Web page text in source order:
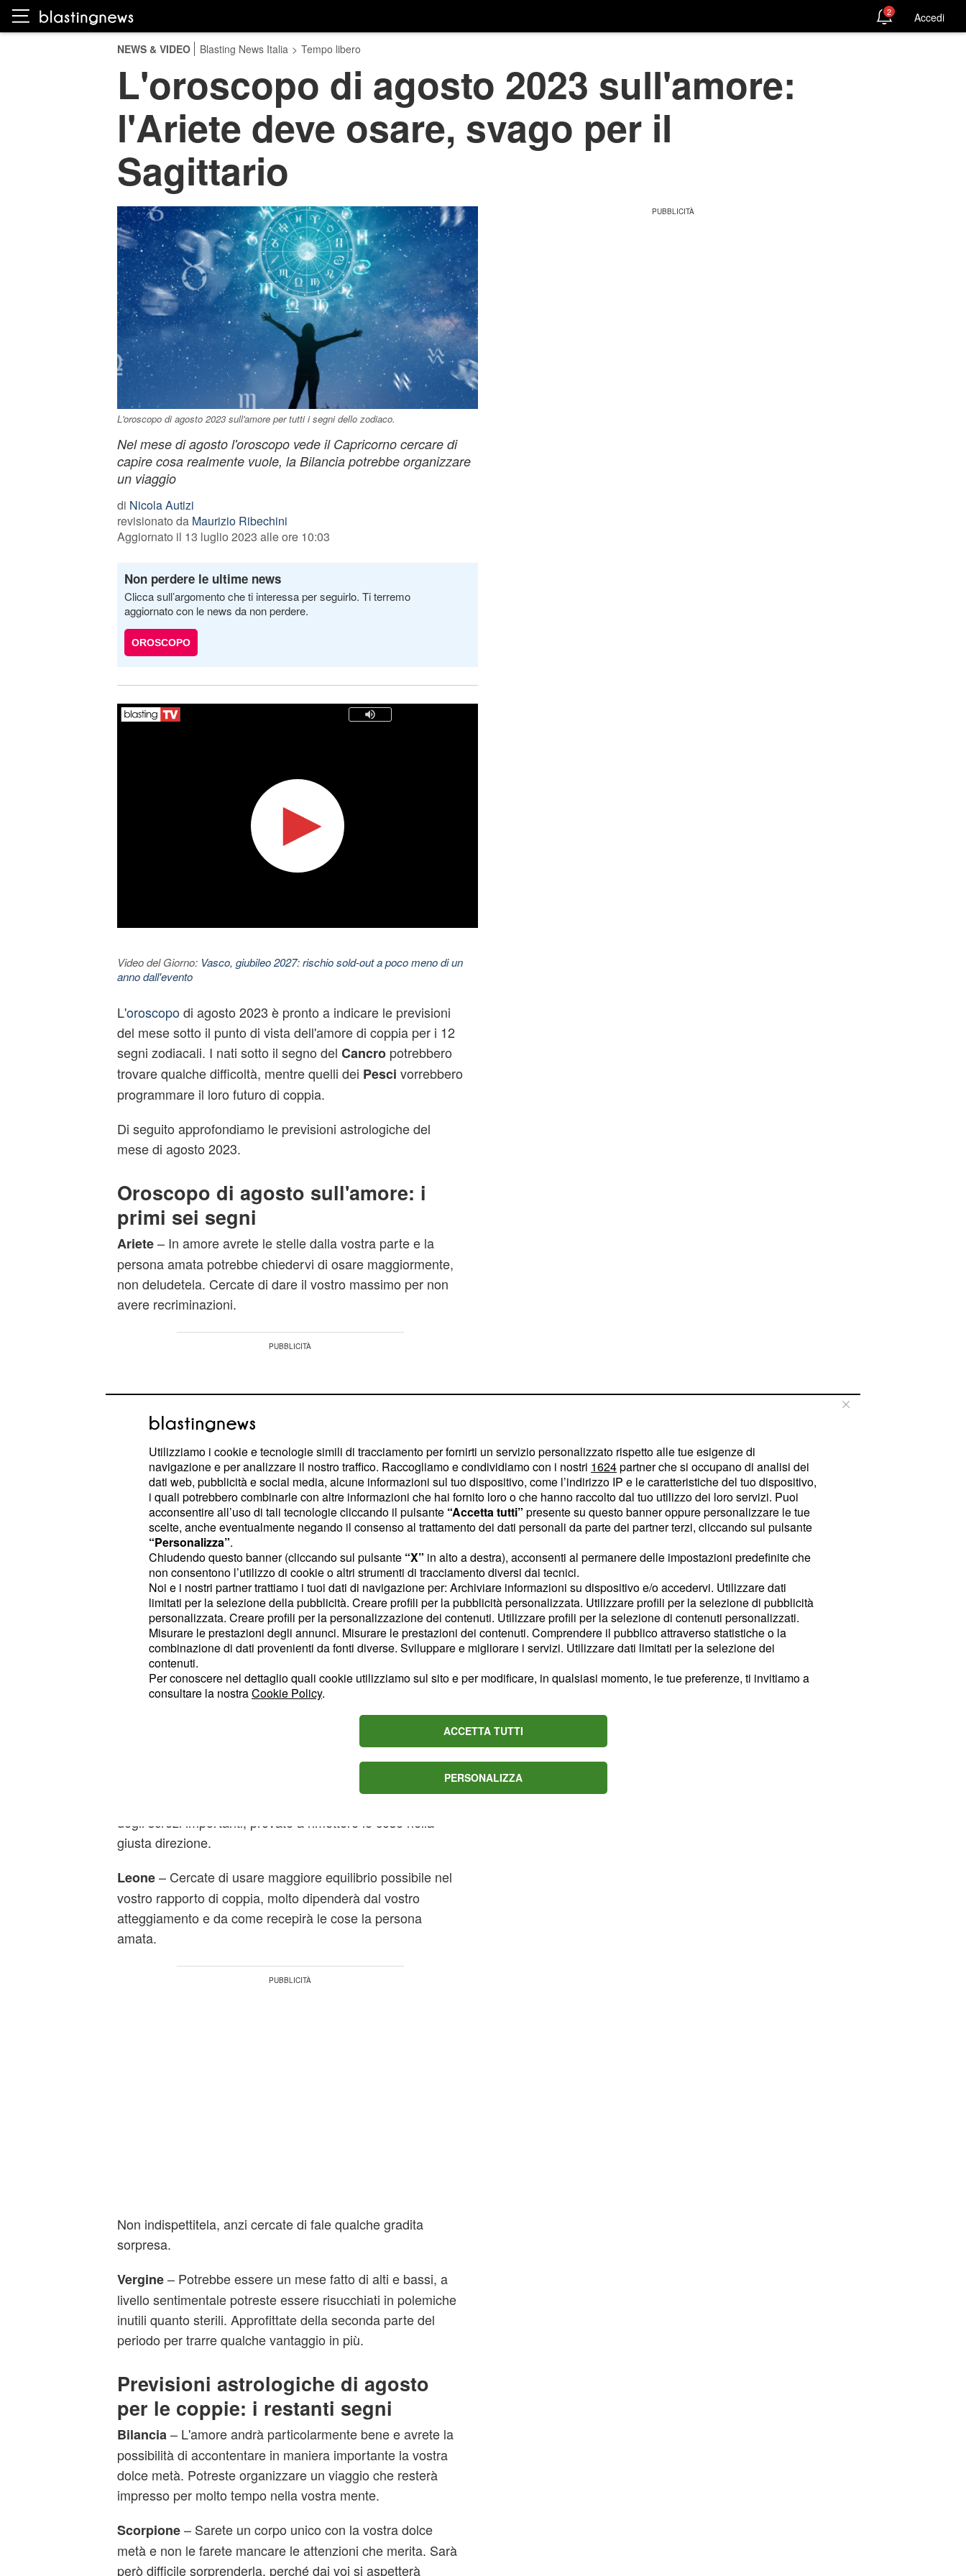
2 Accedi
NEWS & VIDEO Blasting News Italia > Tempo libero
L'oroscopo di agosto 2023 sull'amore:
l'Ariete deve osare, svago per il
Sagittario
L'oroscopo di agosto 2023 sull'amore per tutti i segni dello zodiaco.
Nel mese di agosto l'oroscopo vede il Capricorno cercare di
capire cosa realmente vuole, la Bilancia potrebbe organizzare
un viaggio
di Nicola Autizi
revisionato da Maurizio Ribechini
Aggiornato il 13 luglio 2023 alle ore 10:03
Non perdere le ultime news
Clicca sull’argomento che ti interessa per seguirlo. Ti terremo
aggiornato con le news da non perdere.
OROSCOPO
Video del Giorno: Vasco, giubileo 2027: rischio sold-out a poco meno di un
anno dall'evento
L'oroscopodi agosto 2023 è pronto a indicare le previsioni
del mese sotto il punto di vista dell'amore di coppia per i 12
segni zodiacali. I nati sotto il segno del Cancropotrebbero
trovare qualche difficoltà, mentre quelli dei Pesci vorrebbero
programmare il loro futuro di coppia.
Di seguito approfondiamo le previsioni astrologiche del
mese di agosto 2023.
Oroscopo di agosto sull'amore: i
primi sei segni
Ariete– In amore avrete le stelle dalla vostra parte e la
persona amata potrebbe chiedervi di osare maggiormente,
non deludetela. Cercate di dare il vostro massimo per non
avere recriminazioni.
– Il mese potrebbe essere abbastanza positivo per
quel che riguarda la vita di coppia, non sfidare però troppo il
fato e programmate alcune situazioni in maniera accurata.
Gemelli– Sarete particolarmente fascinosi e il periodo
metterà alla prova la vostra dolce metà che si sentirà un po'
trascurata. Datele delle certezze e rassicuratela, potreste
– Potrebbero esserci un po' di difficoltà in ambito
degli screzi importanti, provate a rimettere le cose nella
giusta direzione.
Leone– Cercate di usare maggiore equilibrio possibile nel
vostro rapporto di coppia, molto dipenderà dal vostro
atteggiamento e da come recepirà le cose la persona
amata.
Non indispettitela, anzi cercate di fale qualche gradita
sorpresa.
Vergine– Potrebbe essere un mese fatto di alti e bassi, a
livello sentimentale potreste essere risucchiati in polemiche
inutili quanto sterili. Approfittate della seconda parte del
periodo per trarre qualche vantaggio in più.
Previsioni astrologiche di agosto
per le coppie: i restanti segni
Bilancia– L'amore andrà particolarmente bene e avrete la
possibilità di accontentare in maniera importante la vostra
dolce metà. Potreste organizzare un viaggio che resterà
impresso per molto tempo nella vostra mente.
Scorpione– Sarete un corpo unico con la vostra dolce
metà e non le farete mancare le attenzioni che merita. Sarà
però difficile sorprenderla, perché dai voi si aspetterà
Utilizziamo i cookie e tecnologie simili di tracciamento per fornirti un servizio personalizzato rispetto alle tue esigenze di
navigazione e per analizzare il nostro traffico. Raccogliamo e condividiamo con i nostri 1624partner che si occupano di analisi dei
dati web, pubblicità e social media, alcune informazioni sul tuo dispositivo, come l’indirizzo IP e le caratteristiche del tuo dispositivo,
i quali potrebbero combinarle con altre informazioni che hai fornito loro o che hanno raccolto dal tuo utilizzo dei loro servizi. Puoi
acconsentire all’uso di tali tecnologie cliccando il pulsante “Accetta tutti” presente su questo banner oppure personalizzare le tue
scelte, anche eventualmente negando il consenso al trattamento dei dati personali da parte dei partner terzi, cliccando sul pulsante
“Personalizza”.
Chiudendo questo banner (cliccando sul pulsante “X” in alto a destra), acconsenti al permanere delle impostazioni predefinite che
non consentono l’utilizzo di cookie o altri strumenti di tracciamento diversi dai tecnici.
Noi e i nostri partner trattiamo i tuoi dati di navigazione per: Archiviare informazioni su dispositivo e/o accedervi. Utilizzare dati
limitati per la selezione della pubblicità. Creare profili per la pubblicità personalizzata. Utilizzare profili per la selezione di pubblicità
personalizzata. Creare profili per la personalizzazione dei contenuti. Utilizzare profili per la selezione di contenuti personalizzati.
Misurare le prestazioni degli annunci. Misurare le prestazioni dei contenuti. Comprendere il pubblico attraverso statistiche o la
combinazione di dati provenienti da fonti diverse. Sviluppare e migliorare i servizi. Utilizzare dati limitati per la selezione dei
contenuti.
Per conoscere nel dettaglio quali cookie utilizziamo sul sito e per modificare, in qualsiasi momento, le tue preferenze, ti invitiamo a
consultare la nostraCookie Policy.
ACCETTA TUTTI
PERSONALIZZA